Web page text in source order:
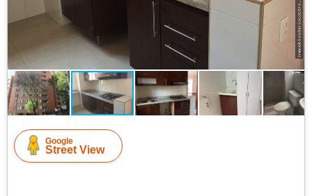
Google
Street View